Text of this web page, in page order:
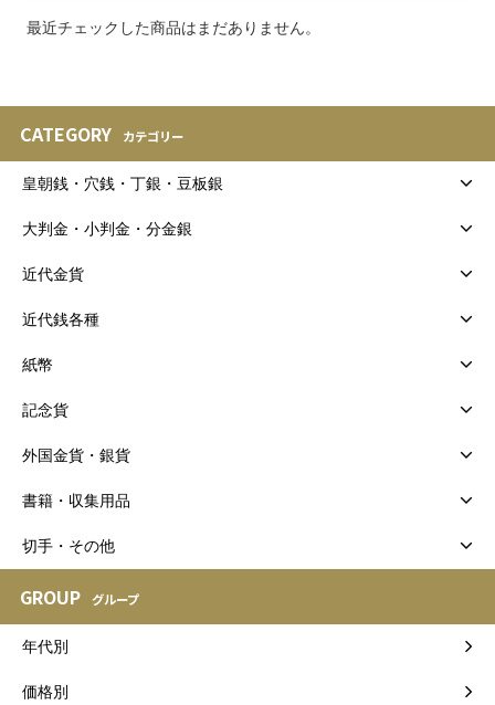
最近チェックした商品はまだありません。
CATEGORY カテゴリー
皇朝銭・穴銭・丁銀・豆板銀
大判金・小判金・分金銀
近代金貨
近代銭各種
紙幣
記念貨
外国金貨・銀貨
書籍・収集用品
切手・その他
GROUP グループ
年代別
価格別